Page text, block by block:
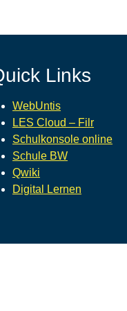
Links
WebUntis
LES Cloud – Filr
Schulkonsole online
Schule BW
Qwiki
Digital Lernen